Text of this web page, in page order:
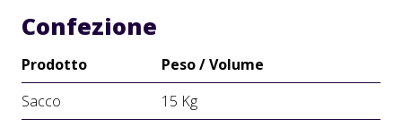
Confezione
Prodotto
Peso / Volume
Sacco
15 Kg